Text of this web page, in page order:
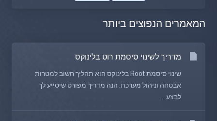
המאמרים הנפוצים ביותר
מדריך לשינוי סיסמת רוט בלינוקס
שינוי סיסמת Root בלינוקס הוא תהליך חשוב למטרות
אבטחה וניהול מערכת. הנה מדריך מפורט שיסייע לך
לבצע...